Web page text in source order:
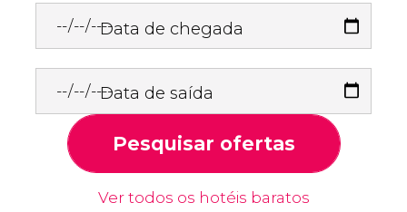
Data de chegada
Data de saída
Pesquisar ofertas
Ver todos os hotéis baratos